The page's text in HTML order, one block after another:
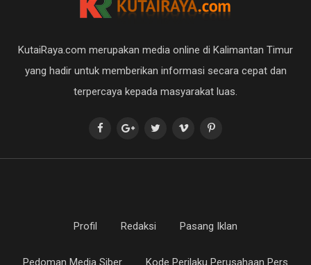
KutaiRaya.com merupakan media online di Kalimantan Timur
yang hadir untuk memberikan informasi secara cepat dan
terpercaya kepada masyarakat luas.
Profil Redaksi Pasang Iklan
Pedoman Media Siber Kode Perilaku Perusahaan Pers